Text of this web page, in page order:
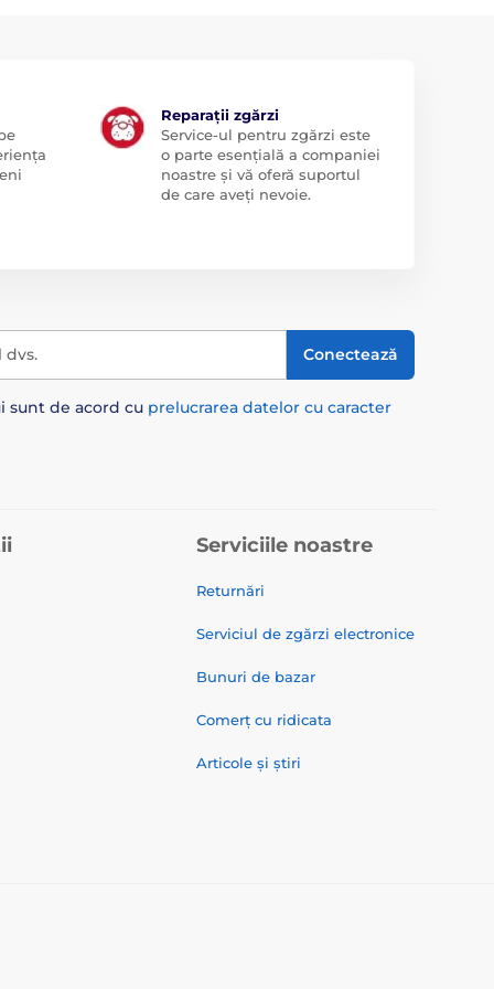
Reparații zgărzi
Service-ul pentru zgărzi este
o parte esențială a companiei
noastre și vă oferă suportul
de care aveți nevoie.
dvs. Conectează
sunt de acord cu prelucrarea datelor cu caracter
Serviciile noastre
Returnări
Serviciul de zgărzi electronice
Bunuri de bazar
Comerț cu ridicata
Articole și știri